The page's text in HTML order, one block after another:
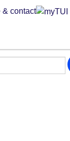
& contact